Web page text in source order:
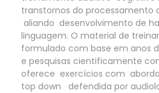
transtornos do processamento
aliando desenvolvimento de
linguagem. O material de
formulado com base em anos
e pesquisas cientificamente
oferece exercícios com
top down defendida por